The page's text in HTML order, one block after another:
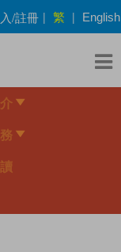
/註冊 | 繁 | English